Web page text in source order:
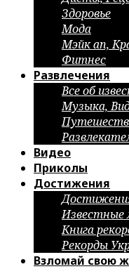
Здоровье
Мода
Мэйк ап,
Фитнес
Развлечения
Все об
Музыка,
Видео
Приколы
Достижения
Известные
Книга
Рекорды
Взломай свою